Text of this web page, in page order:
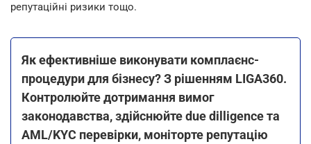
репутаційні ризики тощо.
Як ефективніше виконувати комплаєнс-
процедури для бізнесу? З рішенням LIGA360.
Контролюйте дотримання вимог
законодавства, здійснюйте due dilligence та
AML/KYC перевірки, моніторте репутацію